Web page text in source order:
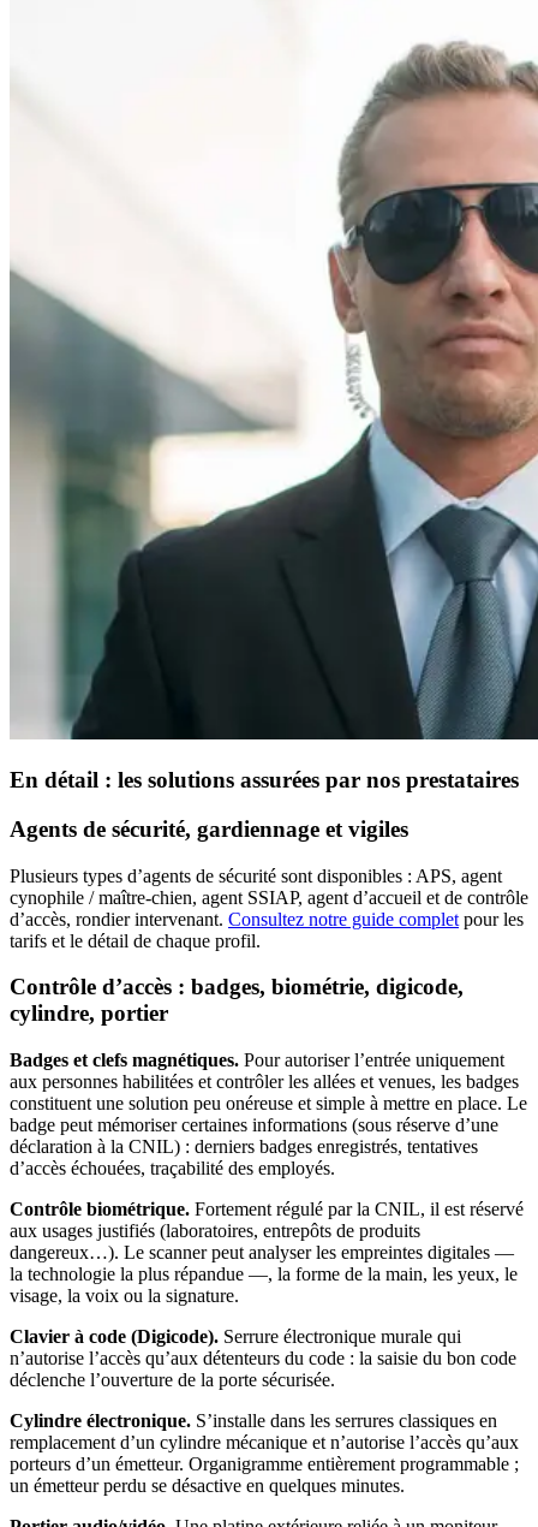
En détail : les solutions assurées par nos prestataires
Agents de sécurité, gardiennage et vigiles
Plusieurs types d’agents de sécurité sont disponibles : APS, agent
cynophile / maître-chien, agent SSIAP, agent d’accueil et de contrôle
d’accès, rondier intervenant. Consultez notre guide complet pour les
tarifs et le détail de chaque profil.
Contrôle d’accès : badges, biométrie, digicode,
cylindre, portier
Badges et clefs magnétiques. Pour autoriser l’entrée uniquement
aux personnes habilitées et contrôler les allées et venues, les badges
constituent une solution peu onéreuse et simple à mettre en place. Le
badge peut mémoriser certaines informations (sous réserve d’une
déclaration à la CNIL) : derniers badges enregistrés, tentatives
d’accès échouées, traçabilité des employés.
Contrôle biométrique. Fortement régulé par la CNIL, il est réservé
aux usages justifiés (laboratoires, entrepôts de produits
dangereux…). Le scanner peut analyser les empreintes digitales —
la technologie la plus répandue —, la forme de la main, les yeux, le
visage, la voix ou la signature.
Clavier à code (Digicode). Serrure électronique murale qui
n’autorise l’accès qu’aux détenteurs du code : la saisie du bon code
déclenche l’ouverture de la porte sécurisée.
Cylindre électronique. S’installe dans les serrures classiques en
remplacement d’un cylindre mécanique et n’autorise l’accès qu’aux
porteurs d’un émetteur. Organigramme entièrement programmable ;
un émetteur perdu se désactive en quelques minutes.